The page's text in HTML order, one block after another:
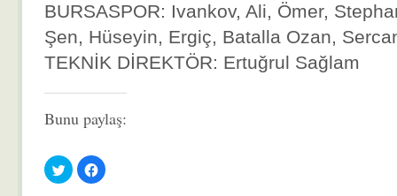
BURSASPOR: Ivankov, Ali, Ömer,
Şen, Hüseyin, Ergiç, Batalla Ozan,
TEKNİK DİREKTÖR: Ertuğrul Sağlam
Bunu paylaş:
Twitter
üzerinde
paylaşmak
Facebook'ta
paylaşmak